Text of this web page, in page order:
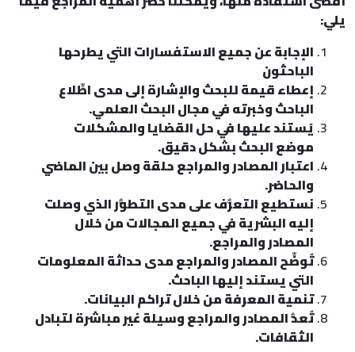
يلي:
الإجابة عن جميع الاستفسارات التي يطرحها
الباحثون
إعطاء قيمة للبحث والإشارة إلى مدى اطِّلاع
الباحث وخبرته في مجال البحث العلمي.
يُستند عليها في حل القضايا والمشكلات
موضع البحث بشكل دقيق.
اعتبار المصادر والمراجع حلقة وصل بين الماضي
والحاضر.
نستطيع التعرُّف على مدى التطوُّر الذي وصلت
إليه البشرية في جميع المجالات من خلال
المصادر والمراجع.
تُوضِّح المصادر والمراجع مدى حداثة المعلومات
التي يستند إليها الباحث.
تنمية المعرفة من خلال تراكم البيانات.
تُعدُّ المصادر والمراجع وسيلة غير مباشرة لتبادل
الثقافات.